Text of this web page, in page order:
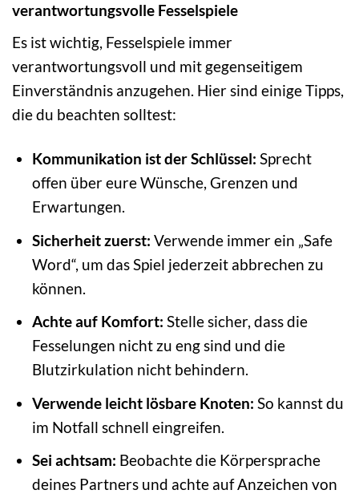
verantwortungsvolle Fesselspiele
Es ist wichtig, Fesselspiele immer
verantwortungsvoll und mit gegenseitigem
Einverständnis anzugehen. Hier sind einige Tipps,
die du beachten solltest:
Kommunikation ist der Schlüssel: Sprecht
offen über eure Wünsche, Grenzen und
Erwartungen.
Sicherheit zuerst: Verwende immer ein „Safe
Word“, um das Spiel jederzeit abbrechen zu
können.
Achte auf Komfort: Stelle sicher, dass die
Fesselungen nicht zu eng sind und die
Blutzirkulation nicht behindern.
Verwende leicht lösbare Knoten: So kannst du
im Notfall schnell eingreifen.
Sei achtsam: Beobachte die Körpersprache
deines Partners und achte auf Anzeichen von